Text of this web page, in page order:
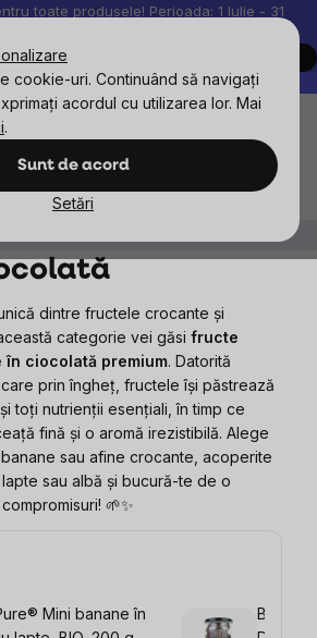
cookie-uri. Continuând să navigați
acordul cu utilizarea lor. Mai
.
Sunt de acord
Setări
toate produsele! Perioada: 1 Iulie - 31
Cumpără acum
verificate
Produsele noastre sunt
Coş
de
dintre fructele crocante și
categorie vei găsi fructe
în ciocolată premium. Datorită
prin îngheț, fructele își păstrează
toți nutrienții esențiali, în timp ce
fină și o aromă irezistibilă. Alege
sau afine crocante, acoperite
sau albă și bucură-te de o
🌱✨
Mini banane în